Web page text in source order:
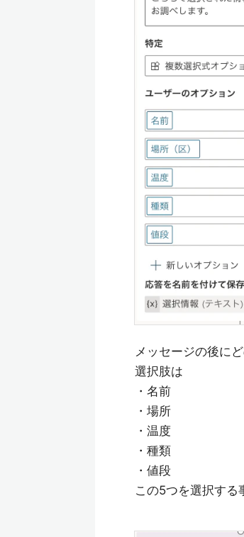
メッセージの後に
選択肢は
・名前
・場所
・温度
・種類
・値段
この5つを選択する